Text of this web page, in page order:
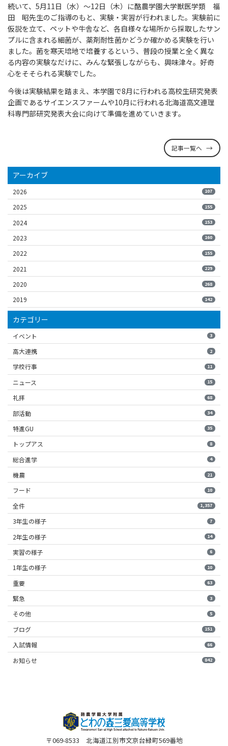
続いて、5月11日（水）～12日（木）に酪農学園大学獣医学類 福
田 昭先生のご指導のもと、実験・実習が行われました。実験前に
仮説を立て、ペットや牛舎など、各自様々な場所から採取したサン
プルに含まれる細菌が、薬剤耐性菌かどうか確かめる実験を行い
ました。菌を寒天培地で培養するという、普段の授業と全く異な
る内容の実験なだけに、みんな緊張しながらも、興味津々。好奇
心をそそられる実験でした。
今後は実験結果を踏まえ、本学園で8月に行われる高校生研究発表
企画であるサイエンスファームや10月に行われる北海道高文連理
科専門部研究発表大会に向けて準備を進めていきます。
記事一覧へ
アーカイブ
2026 107
2025 155
2024 153
2023 160
2022 155
2021 229
2020 268
2019 142
カテゴリー
イベント 3
高大連携 2
学校行事 11
ニュース 15
礼拝 68
部活動 34
特進GU 35
トップアス 8
総合進学 4
機農 21
フード 10
全件 1,357
3年生の様子 7
2年生の様子 14
実習の様子 6
1年生の様子 10
重要 63
緊急 3
その他 5
ブログ 151
入試情報 66
お知らせ 842
〒069-8533 北海道江別市文京台緑町569番地